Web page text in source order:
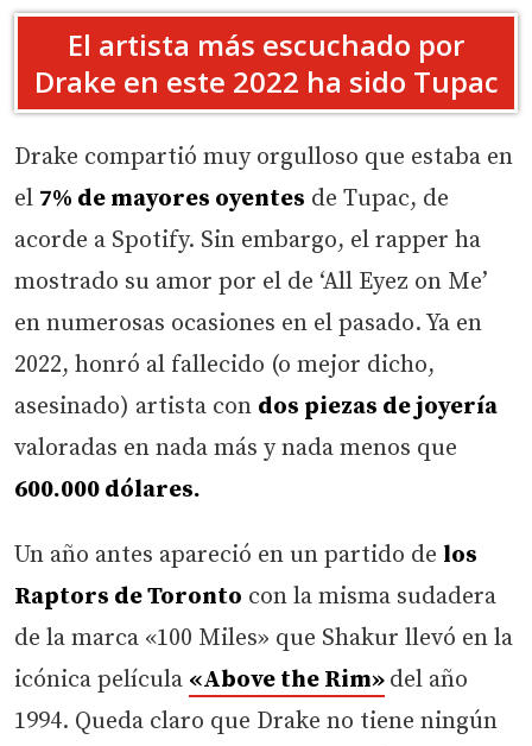
El artista más escuchado por
Drake en este 2022 ha sido Tupac
Drake compartió muy orgulloso que estaba en
el 7% de mayores oyentes de Tupac, de
acorde a Spotify. Sin embargo, el rapper ha
mostrado su amor por el de ‘All Eyez on Me’
en numerosas ocasiones en el pasado. Ya en
2022, honró al fallecido (o mejor dicho,
asesinado) artista con dos piezas de joyería
valoradas en nada más y nada menos que
600.000 dólares.
Un año antes apareció en un partido de los
Raptors de Toronto con la misma sudadera
de la marca «100 Miles» que Shakur llevó en la
icónica película «Above the Rim» del año
1994. Queda claro que Drake no tiene ningún